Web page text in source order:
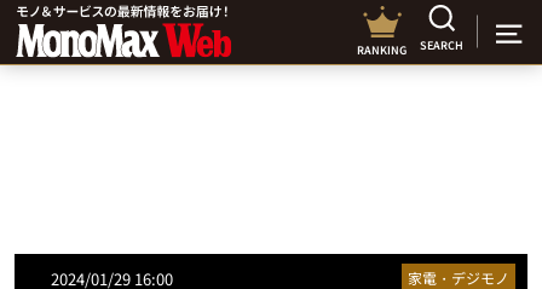
RANKING SEARCH
2024/01/29 16:00 家電・デジモノ